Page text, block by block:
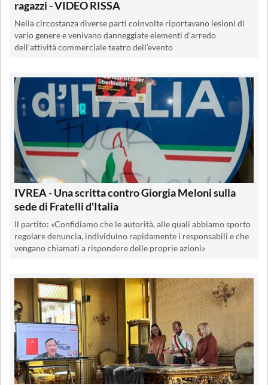
ragazzi - VIDEO RISSA
Nella circostanza diverse parti coinvolte riportavano lesioni di
vario genere e venivano danneggiate elementi d’arredo
dell’attività commerciale teatro dell’evento
IVREA - Una scritta contro Giorgia Meloni sulla
sede di Fratelli d'Italia
Il partito: «Confidiamo che le autorità, alle quali abbiamo sporto
regolare denuncia, individuino rapidamente i responsabili e che
vengano chiamati a rispondere delle proprie azioni»